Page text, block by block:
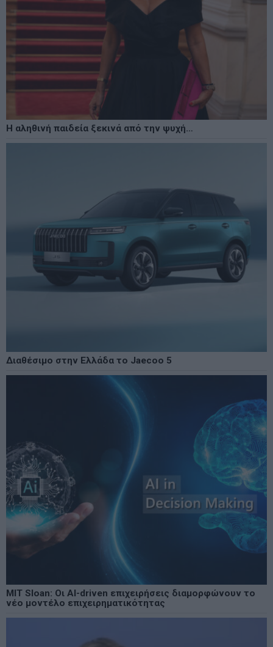
Η αληθινή παιδεία ξεκινά από την ψυχή…
Διαθέσιμο στην Ελλάδα το Jaecoo 5
MIT Sloan: Οι AI-driven επιχειρήσεις διαμορφώνουν το
νέο μοντέλο επιχειρηματικότητας